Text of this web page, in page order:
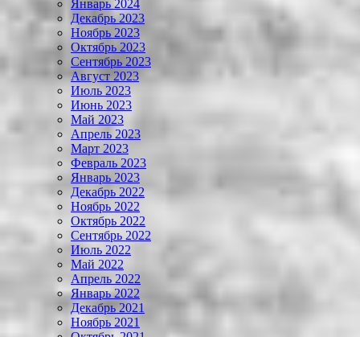
Январь 2024
Декабрь 2023
Ноябрь 2023
Октябрь 2023
Сентябрь 2023
Август 2023
Июль 2023
Июнь 2023
Май 2023
Апрель 2023
Март 2023
Февраль 2023
Январь 2023
Декабрь 2022
Ноябрь 2022
Октябрь 2022
Сентябрь 2022
Июль 2022
Май 2022
Апрель 2022
Январь 2022
Декабрь 2021
Ноябрь 2021